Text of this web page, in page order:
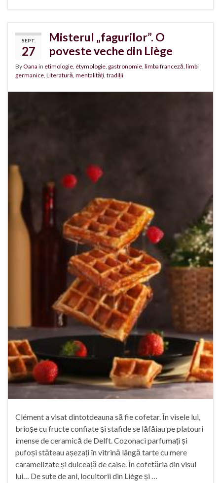
SEPT.
27
Misterul „fagurilor”. O
poveste veche din Liège
ByOana in etimologie, étymologie, gastronomie, limba franceză, limbi
germanice, Literatură, mentalități, tradiții
Clément a visat dintotdeauna să fie cofetar. În visele lui,
brioșe cu fructe confiate și stafide se lăfăiau pe platouri
imense de ceramică de Delft. Cozonaci parfumați și
pufoși stăteau așezați în vitrină lângă tarte cu mere
caramelizate și dulceață de caise. În cofetăria din visul
lui… De sute de ani, locuitorii din Liège și …